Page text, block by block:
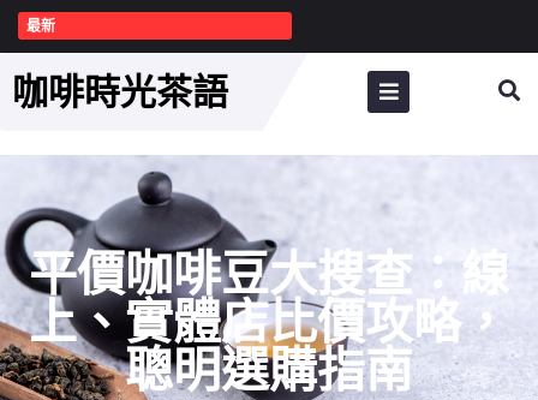
最新
咖啡時光茶語
平價咖啡豆大搜查：線
上、實體店比價攻略，
聰明選購指南